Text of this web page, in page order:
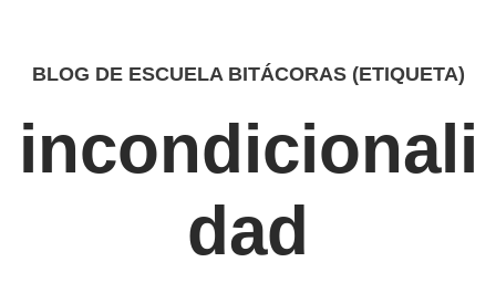
BLOG DE ESCUELA BITÁCORAS (ETIQUETA)
incondicionali
dad